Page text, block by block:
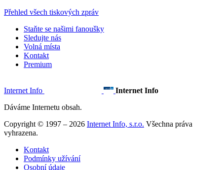
Přehled všech tiskových zpráv
Staňte se našimi fanoušky
Sledujte nás
Volná místa
Kontakt
Premium
Internet Info
Internet Info
Dáváme Internetu obsah.
Copyright © 1997 – 2026 Internet Info, s.r.o. Všechna práva
vyhrazena.
Kontakt
Podmínky užívání
Osobní údaje